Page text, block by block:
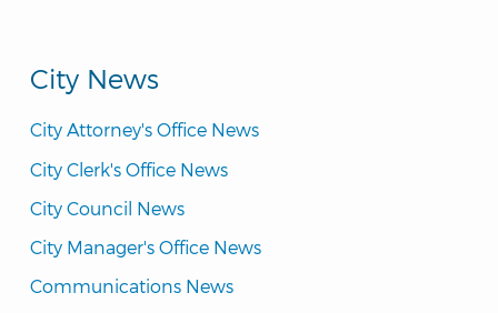
City News
City Attorney's Office News
City Clerk's Office News
City Council News
City Manager's Office News
Communications News